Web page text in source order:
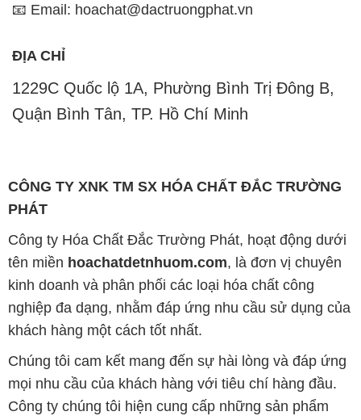
📧 Email: hoachat@dactruongphat.vn
ĐỊA CHỈ
1229C Quốc lộ 1A, Phường Bình Trị Đông B,
Quận Bình Tân, TP. Hồ Chí Minh
CÔNG TY XNK TM SX HÓA CHẤT ĐẮC TRƯỜNG
PHÁT
Công ty Hóa Chất Đắc Trường Phát, hoạt động dưới
tên miền hoachatdetnhuom.com, là đơn vị chuyên
kinh doanh và phân phối các loại hóa chất công
nghiệp đa dạng, nhằm đáp ứng nhu cầu sử dụng của
khách hàng một cách tốt nhất.
Chúng tôi cam kết mang đến sự hài lòng và đáp ứng
mọi nhu cầu của khách hàng với tiêu chí hàng đầu.
Công ty chúng tôi hiện cung cấp những sản phẩm